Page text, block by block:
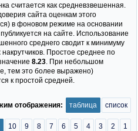
считается как средневзвешенная.
сайта оценкам этого
в фоновом режиме на основании
на сайте. Использование
среднего сводит к минимуму
Простое среднее по
8.23 . При небольшом
тем это более выражено)
к простой средней.
отображения: таблица список
10 9 8 7 6 5 4 3 2 1